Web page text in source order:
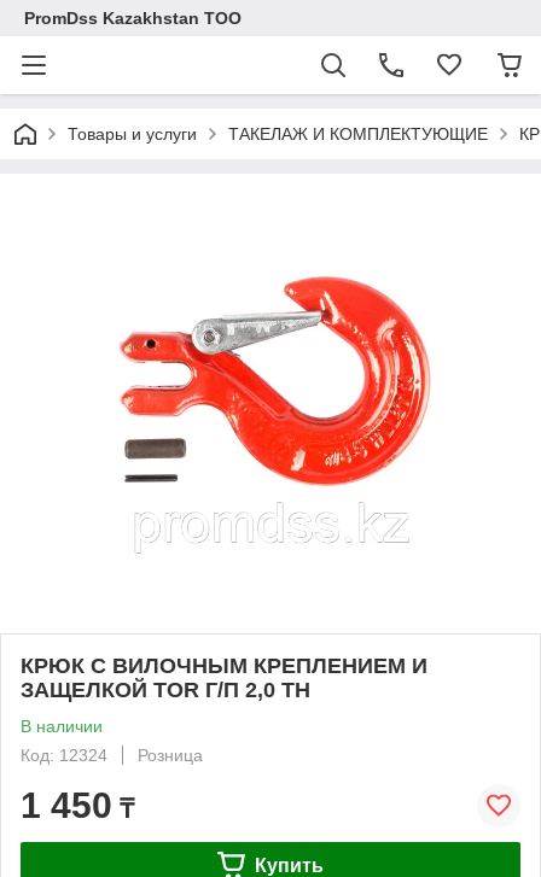
PromDss Kazakhstan TOO
Товары и услуги ТАКЕЛАЖ И КОМПЛЕКТУЮЩИЕ
КРЮК С ВИЛОЧНЫМ КРЕПЛЕНИЕМ И
ЗАЩЕЛКОЙ TOR Г/П 2,0 ТН
В наличии
Код: 12324
Розница
1 450 ₸
Купить